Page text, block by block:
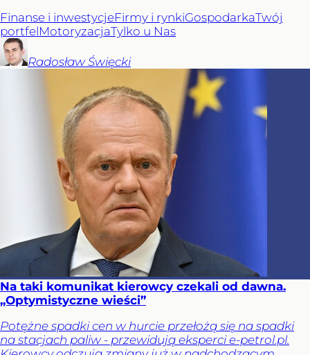
Finanse i inwestycjeFirmy i rynkiGospodarkaTwój
portfelMotoryzacjaTylko u Nas
Radosław Święcki
Na taki komunikat kierowcy czekali od dawna.
„Optymistyczne wieści”
Potężne spadki cen w hurcie przełożą się na spadki
na stacjach paliw - przewidują eksperci e-petrol.pl.